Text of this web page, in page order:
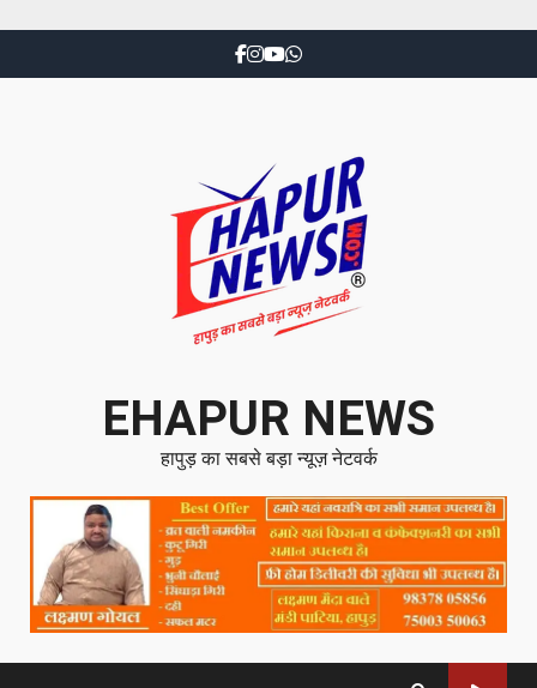
EHAPUR NEWS
हापुड़ का सबसे बड़ा न्यूज़ नेटवर्क